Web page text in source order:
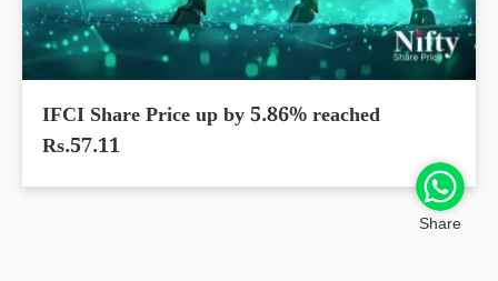
IFCI Share Price up by 5.86% reached
Rs.57.11
Share